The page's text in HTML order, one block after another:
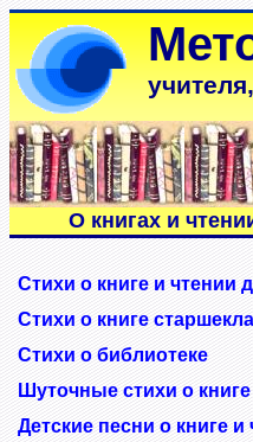
О книгах и
Стихи о книге и чтении
Стихи о книге
Стихи о библиотеке
Шуточные стихи о книге
Детские песни о книге и